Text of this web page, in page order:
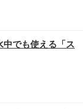
中でも使える「ス